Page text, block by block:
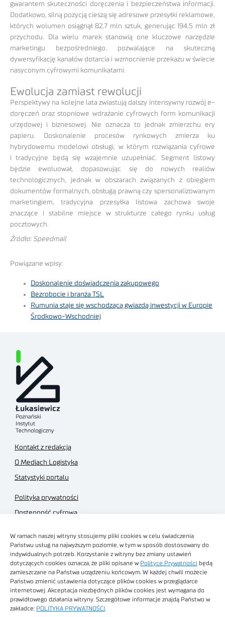
W ramach naszej witryny stosujemy pliki cookies w celu świadczenia
Państwu usług na najwyższym poziomie, w tym w sposób dostosowany do
indywidualnych potrzeb. Korzystanie z witryny bez zmiany ustawień
dotyczących cookies oznacza, że pliki opisane w Polityce Prywatności będą
zamieszczane na Państwa urządzeniu końcowym. W każdej chwili możecie
Państwo zmienić ustawienia dotyczące plików cookies w przeglądarce
internetowej. Akceptacja niezbędnych plików cookies jest wymagana do
prawidłowego działania witryny. Szczegółowe informacje znajdą Państwo w
zakładce: POLITYKA PRYWATNOŚCI
gwarantem skuteczności doręczenia i bezpieczeństwa informacji.
Dodatkowo, silną pozycją cieszą się adresowe przesyłki reklamowe,
których wolumen osiągnął 82,7 mln sztuk, generując 194,5 mln zł
przychodu. Dla wielu marek stanowią one kluczowe narzędzie
marketingu bezpośredniego, pozwalające na skuteczną
dywersyfikację kanałów dotarcia i wzmocnienie przekazu w świecie
nasyconym cyfrowymi komunikatami.
Ewolucja zamiast rewolucji
Perspektywy na kolejne lata zwiastują dalszy intensywny rozwój e-
doręczeń oraz stopniowe wdrażanie cyfrowych form komunikacji
urzędowej i biznesowej. Nie oznacza to jednak zmierzchu ery
papieru. Doskonalenie procesów rynkowych zmierza ku
hybrydowemu modelowi obsługi, w którym rozwiązania cyfrowe
i tradycyjne będą się wzajemnie uzupełniać. Segment listowy
będzie ewoluował, dopasowując się do nowych realiów
technologicznych, jednak w obszarach związanych z obiegiem
dokumentów formalnych, obsługą prawną czy spersonalizowanym
marketingiem, tradycyjna przesyłka listowa zachowa swoje
znaczące i stabilne miejsce w strukturze całego rynku usług
pocztowych.
Źródło: Speedmail
Powiązane wpisy:
Doskonalenie doświadczenia zakupowego
Bezrobocie i branża TSL
Rumunia staje się wschodzącą gwiazdą inwestycji w Europie
Środkowo-Wschodniej
Kontakt z redakcją
O Mediach Logistyka
Statystyki portalu
Polityka prywatności
Dostępność cyfrowa
Regulamin sklepu
Obrazy stockowe
autorstwa